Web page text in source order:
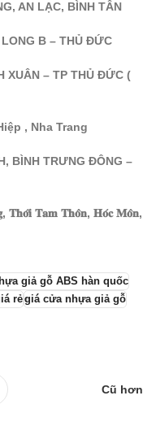
AN LẠC, BÌNH TÂN
B – THỦ ĐỨC
XUÂN – TP THỦ ĐỨC (
, Nha Trang
BÌNH TRƯNG ĐÔNG –
𝐓𝐡𝐨̛́𝐢 𝐓𝐚𝐦 𝐓𝐡𝐨̂𝐧, 𝐇𝐨́𝐜 𝐌𝐨̂𝐧,
giả gỗ ABS hàn quốc
rẻgiá cửa nhựa giả gỗ
Cũ hơn